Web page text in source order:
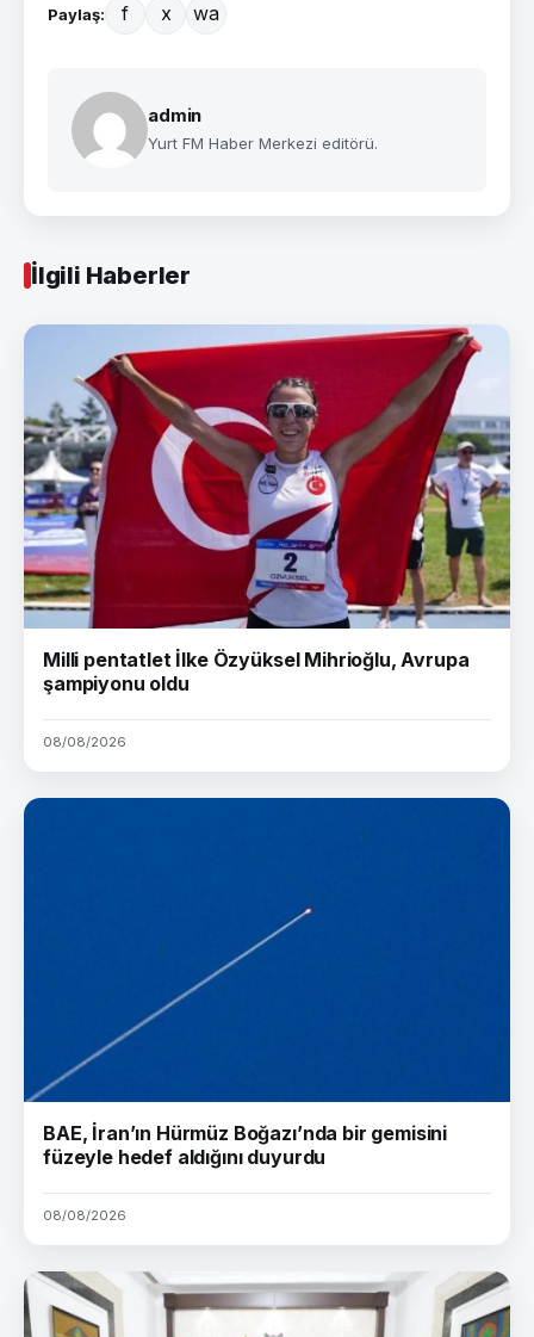
Paylaş: f x wa
admin
Yurt FM Haber Merkezi editörü.
İlgili Haberler
Milli pentatlet İlke Özyüksel Mihrioğlu, Avrupa
şampiyonu oldu
08/08/2026
BAE, İran’ın Hürmüz Boğazı’nda bir gemisini
füzeyle hedef aldığını duyurdu
08/08/2026